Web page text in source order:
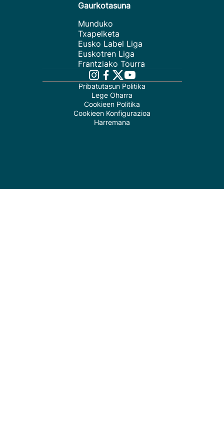
Gaurkotasuna
Munduko
Txapelketa
Eusko Label Liga
Euskotren Liga
Frantziako Tourra
Pribatutasun Politika
Lege Oharra
Cookieen Politika
Cookieen Konfigurazioa
Harremana